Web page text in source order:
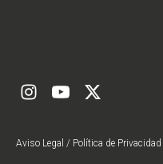
Aviso Legal / Política de Privacidad